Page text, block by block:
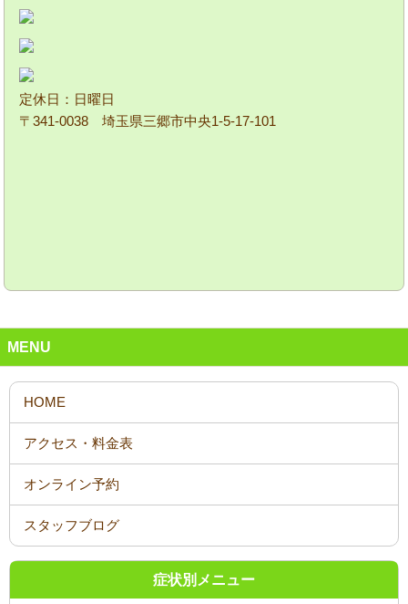
定休日：日曜日
〒341-0038 埼玉県三郷市中央1-5-17-101
MENU
オンライン予約
スタッフブログ
症状別メニュー